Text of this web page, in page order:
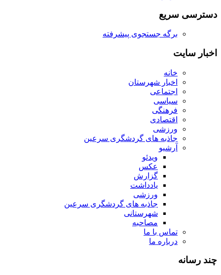
دسترسی سریع
برگه جستجوی پیشرفته
اخبار سایت
خانه
اخبار شهرستان
اجتماعی
سیاسی
فرهنگی
اقتصادی
ورزشی
جاذبه های گردشگری سرعین
آرشیو
ویدئو
عکس
گزارش
یادداشت
ورزشی
جاذبه های گردشگری سرعین
شهرستانی
مصاحبه
تماس با ما
درباره ما
چند رسانه